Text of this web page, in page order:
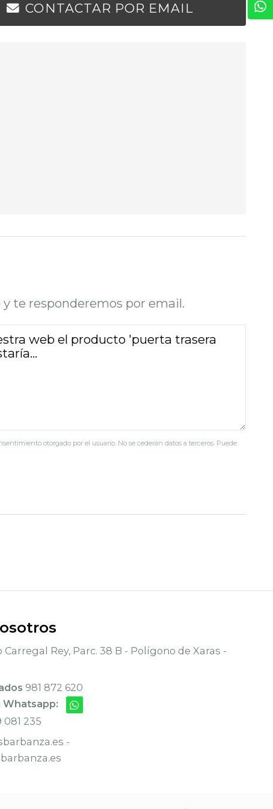
CONTACTAR POR EMAIL
te responderemos por email.
otorgado por el usuario. No se cederán datos a terceros. Puede
Carregal Rey, Parc. 38 B - Polígono de Xaras -
981 872 620
Whatsapp:
081 235
-